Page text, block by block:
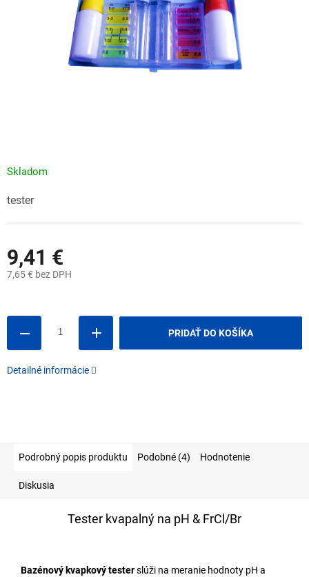
9,41 €
7,65 € bez DPH
Skladom
PRIDAŤ DO KOŠÍKA
tester
Detailné informácie
Podrobný popis produktu Podobné (4) Hodnotenie
Diskusia
Tester kvapalný na pH & FrCl/Br
Bazénový kvapkový testerslúži na meranie hodnoty pH a